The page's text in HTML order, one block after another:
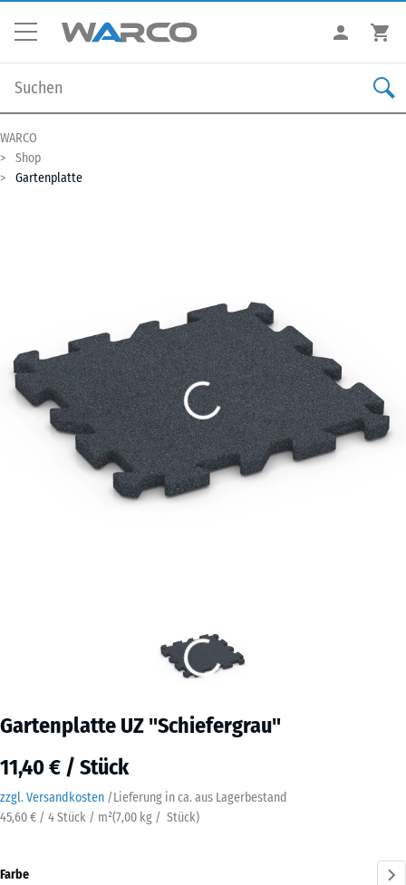
WARCO
Shop
Gartenplatte
Gartenplatte UZ "Schiefergrau"
11,40 € / Stück
zzgl. Versandkosten /Lieferung in ca. aus Lagerbestand
45,60 € / 4 Stück / m²(7,00 kg / Stück)
Farbe